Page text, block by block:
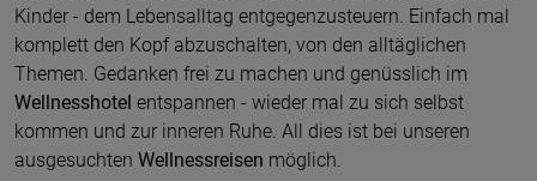
Kinder - dem Lebensalltag entgegenzusteuern. Einfach mal
komplett den Kopf abzuschalten, von den alltäglichen
Themen. Gedanken frei zu machen und genüsslich im
Wellnesshotel entspannen - wieder mal zu sich selbst
kommen und zur inneren Ruhe. All dies ist bei unseren
ausgesuchten Wellnessreisen möglich.